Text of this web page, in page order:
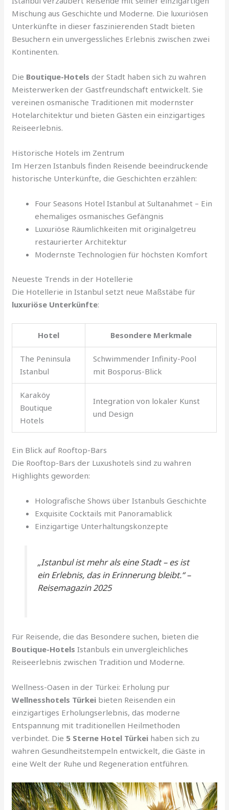
Mischung aus Geschichte und Moderne. Die luxuriösen
Unterkünfte in dieser faszinierenden Stadt bieten
Besuchern ein unvergessliches Erlebnis zwischen zwei
Kontinenten.
Die Boutique-Hotels der Stadt haben sich zu wahren
Meisterwerken der Gastfreundschaft entwickelt. Sie
vereinen osmanische Traditionen mit modernster
Hotelarchitektur und bieten Gästen ein einzigartiges
Reiseerlebnis.
Historische Hotels im Zentrum
Im Herzen Istanbuls finden Reisende beeindruckende
historische Unterkünfte, die Geschichten erzählen:
Four Seasons Hotel Istanbul at Sultanahmet – Ein
ehemaliges osmanisches Gefängnis
Luxuriöse Räumlichkeiten mit originalgetreu
restaurierter Architektur
Modernste Technologien für höchsten Komfort
Neueste Trends in der Hotellerie
Die Hotellerie in Istanbul setzt neue Maßstäbe für
luxuriöse Unterkünfte:
Hotel Besondere Merkmale
The Peninsula
Istanbul
Schwimmender Infinity-Pool
mit Bosporus-Blick
Karaköy
Boutique
Hotels
Integration von lokaler Kunst
und Design
Ein Blick auf Rooftop-Bars
Die Rooftop-Bars der Luxushotels sind zu wahren
Highlights geworden:
Holografische Shows über Istanbuls Geschichte
Exquisite Cocktails mit Panoramablick
Einzigartige Unterhaltungskonzepte
„Istanbul ist mehr als eine Stadt – es ist
ein Erlebnis, das in Erinnerung bleibt.“ –
Reisemagazin 2025
Für Reisende, die das Besondere suchen, bieten die
Boutique-Hotels Istanbuls ein unvergleichliches
Reiseerlebnis zwischen Tradition und Moderne.
Wellness-Oasen in der Türkei: Erholung pur
Wellnesshotels Türkei bieten Reisenden ein
einzigartiges Erholungserlebnis, das moderne
Entspannung mit traditionellen Heilmethoden
verbindet. Die 5 Sterne Hotel Türkei haben sich zu
wahren Gesundheitstempeln entwickelt, die Gäste in
eine Welt der Ruhe und Regeneration entführen.